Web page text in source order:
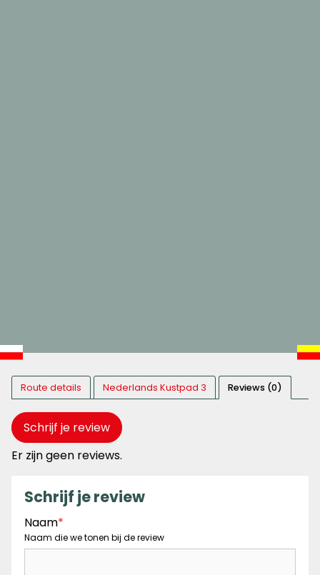
Route details Nederlands Kustpad 3 Reviews (0)
Schrijf je review
Er zijn geen reviews.
Schrijf je review
Naam*
Naam die we tonen bij de review